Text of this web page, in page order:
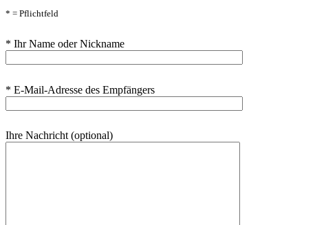
* = Pflichtfeld
* Ihr Name oder Nickname
* E-Mail-Adresse des Empfängers
Ihre Nachricht (optional)